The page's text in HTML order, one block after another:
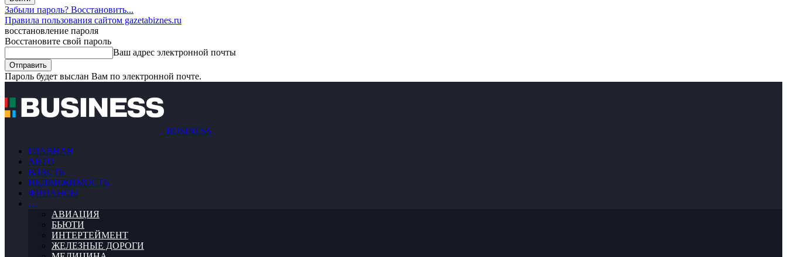
Забыли пароль? Восстановить...
Правила пользования сайтом gazetabiznes.ru
восстановление пароля
Восстановите свой пароль
Ваш адрес электронной почты
Пароль будет выслан Вам по электронной почте.
BUSINESS
ГЛАВНАЯ
АВТО
ВЛАСТЬ
НЕДВИЖИМОСТЬ
ФИНАНСЫ
…
АВИАЦИЯ
БЬЮТИ
ИНТЕРТЕЙМЕНТ
ЖЕЛЕЗНЫЕ ДОРОГИ